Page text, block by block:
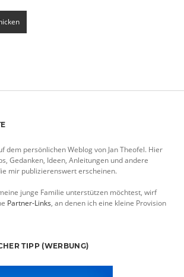
dem persönlichen Weblog von Jan Theofel. Hier
Gedanken, Ideen, Anleitungen und andere
mir publizierenswert erscheinen.
junge Familie unterstützen möchtest, wirf
Partner-Links, an denen ich eine kleine Provision
TIPP (WERBUNG)